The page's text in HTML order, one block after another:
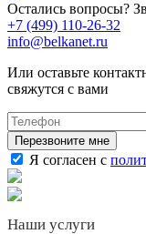
Остались вопросы?
+7 (499) 110-26-32
info@belkanet.ru
Или оставьте
свяжутся с вами
Перезвоните мне
Я согласен с
Наши услуги